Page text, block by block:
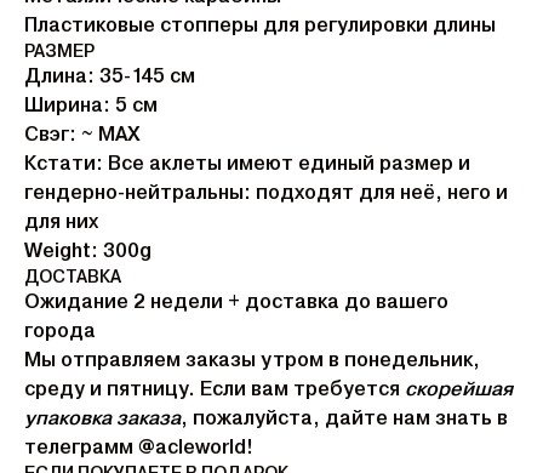
Пластиковые стопперы для регулировки длины
РАЗМЕР
Длина: 35-145 см
Ширина: 5 см
Свэг: ~ MAX
Кстати: Все аклеты имеют единый размер и
гендерно-нейтральны: подходят для неё, него и
для них
Weight: 300g
ДОСТАВКА
Ожидание 2 недели + доставка до вашего
города
Мы отправляем заказы утром в понедельник,
среду и пятницу. Если вам требуется скорейшая
упаковка заказа, пожалуйста, дайте нам знать в
телеграмм @acleworld!